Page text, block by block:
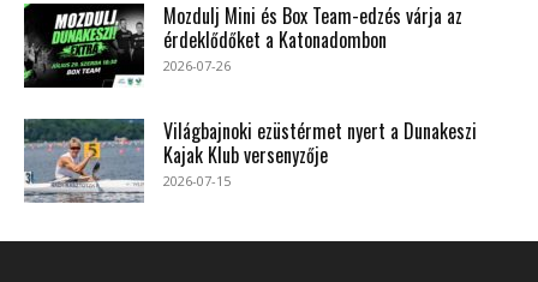
Mozdulj Mini és Box Team-edzés várja az
érdeklődőket a Katonadombon
2026-07-26
Világbajnoki ezüstérmet nyert a Dunakeszi
Kajak Klub versenyzője
2026-07-15